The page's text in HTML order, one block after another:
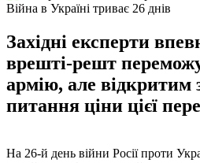
Війна в Україні триває 26 днів
Західні експерти
врешті-решт
армію, але відкритим
питання ціни цієї
На 26-й день війни Росії проти